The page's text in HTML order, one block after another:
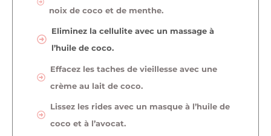
noix de coco et de menthe.
Eliminez la cellulite avec un massage à
l’huile de coco.
Effacez les taches de vieillesse avec une
crème au lait de coco.
Lissez les rides avec un masque à l’huile de
coco et à l’avocat.